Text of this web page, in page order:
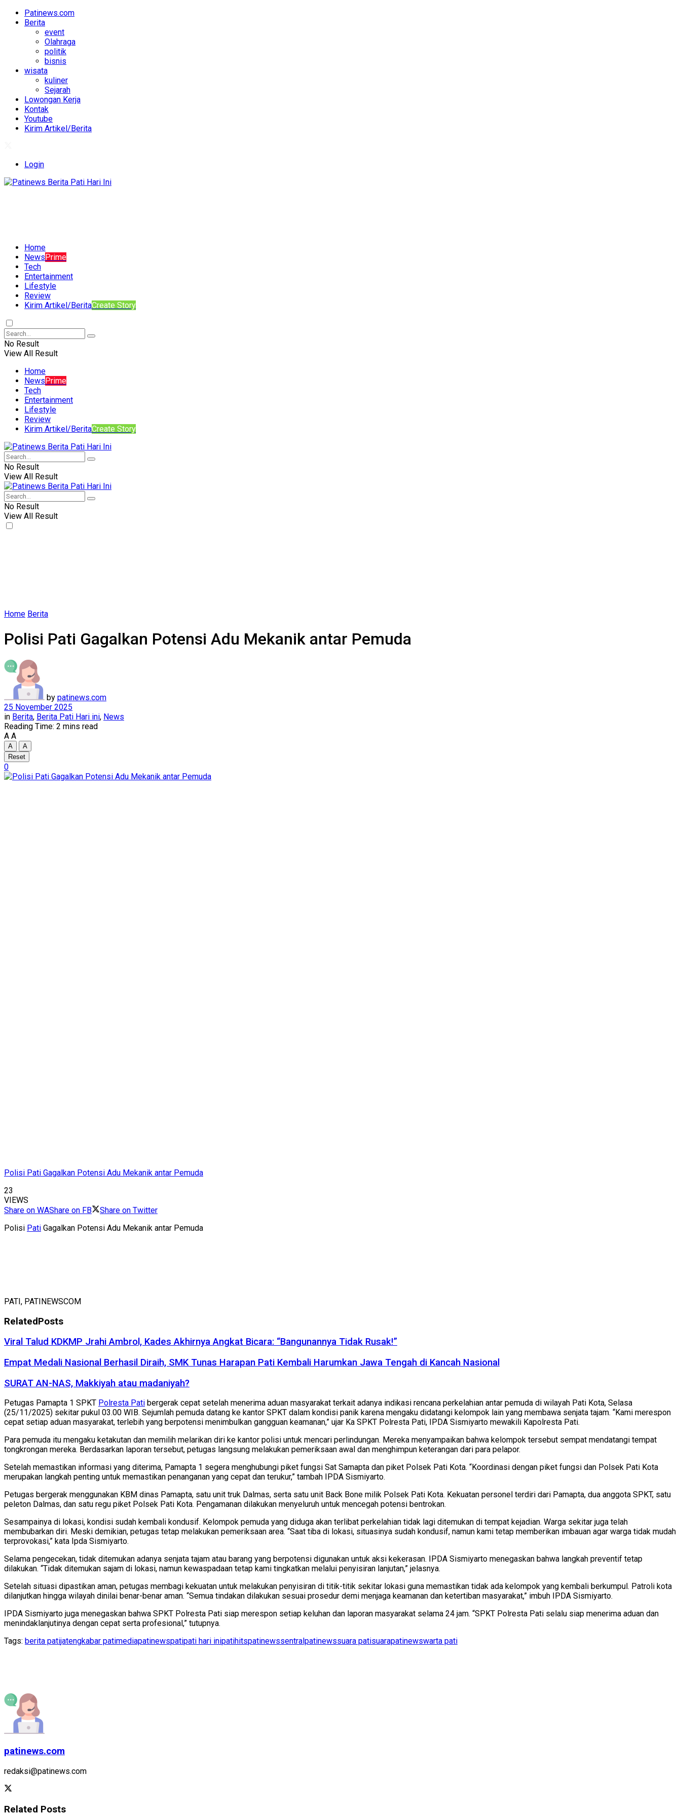
Patinews.com
Berita
event
Olahraga
politik
bisnis
wisata
kuliner
Sejarah
Lowongan Kerja
Kontak
Youtube
Kirim Artikel/Berita
Login
Home
NewsPrime
Tech
Entertainment
Lifestyle
Review
Kirim Artikel/BeritaCreate Story
No Result
View All Result
Home
NewsPrime
Tech
Entertainment
Lifestyle
Review
Kirim Artikel/BeritaCreate Story
No Result
View All Result
No Result
View All Result
Home Berita
Polisi Pati Gagalkan Potensi Adu Mekanik antar Pemuda
by patinews.com
25 November 2025
in Berita, Berita Pati Hari ini, News
Reading Time: 2 mins read
A A
A
A
Reset
0
Polisi Pati Gagalkan Potensi Adu Mekanik antar Pemuda
23
VIEWS
Share on WAShare on FB
Share on Twitter
Polisi Pati Gagalkan Potensi Adu Mekanik antar Pemuda
PATI, PATINEWSCOM
RelatedPosts
Viral Talud KDKMP Jrahi Ambrol, Kades Akhirnya Angkat Bicara: “Bangunannya Tidak Rusak!”
Empat Medali Nasional Berhasil Diraih, SMK Tunas Harapan Pati Kembali Harumkan Jawa Tengah di Kancah Nasional
SURAT AN-NAS, Makkiyah atau madaniyah?
Petugas Pamapta 1 SPKT Polresta Pati bergerak cepat setelah menerima aduan masyarakat terkait adanya indikasi rencana perkelahian antar pemuda di wilayah Pati Kota, Selasa
(25/11/2025) sekitar pukul 03.00 WIB. Sejumlah pemuda datang ke kantor SPKT dalam kondisi panik karena mengaku didatangi kelompok lain yang membawa senjata tajam. “Kami merespon
cepat setiap aduan masyarakat, terlebih yang berpotensi menimbulkan gangguan keamanan,” ujar Ka SPKT Polresta Pati, IPDA Sismiyarto mewakili Kapolresta Pati.
Para pemuda itu mengaku ketakutan dan memilih melarikan diri ke kantor polisi untuk mencari perlindungan. Mereka menyampaikan bahwa kelompok tersebut sempat mendatangi tempat
tongkrongan mereka. Berdasarkan laporan tersebut, petugas langsung melakukan pemeriksaan awal dan menghimpun keterangan dari para pelapor.
Setelah memastikan informasi yang diterima, Pamapta 1 segera menghubungi piket fungsi Sat Samapta dan piket Polsek Pati Kota. “Koordinasi dengan piket fungsi dan Polsek Pati Kota
merupakan langkah penting untuk memastikan penanganan yang cepat dan terukur,” tambah IPDA Sismiyarto.
Petugas bergerak menggunakan KBM dinas Pamapta, satu unit truk Dalmas, serta satu unit Back Bone milik Polsek Pati Kota. Kekuatan personel terdiri dari Pamapta, dua anggota SPKT, satu
peleton Dalmas, dan satu regu piket Polsek Pati Kota. Pengamanan dilakukan menyeluruh untuk mencegah potensi bentrokan.
Sesampainya di lokasi, kondisi sudah kembali kondusif. Kelompok pemuda yang diduga akan terlibat perkelahian tidak lagi ditemukan di tempat kejadian. Warga sekitar juga telah
membubarkan diri. Meski demikian, petugas tetap melakukan pemeriksaan area. “Saat tiba di lokasi, situasinya sudah kondusif, namun kami tetap memberikan imbauan agar warga tidak mudah
terprovokasi,” kata Ipda Sismiyarto.
Selama pengecekan, tidak ditemukan adanya senjata tajam atau barang yang berpotensi digunakan untuk aksi kekerasan. IPDA Sismiyarto menegaskan bahwa langkah preventif tetap
dilakukan. “Tidak ditemukan sajam di lokasi, namun kewaspadaan tetap kami tingkatkan melalui penyisiran lanjutan,” jelasnya.
Setelah situasi dipastikan aman, petugas membagi kekuatan untuk melakukan penyisiran di titik-titik sekitar lokasi guna memastikan tidak ada kelompok yang kembali berkumpul. Patroli kota
dilanjutkan hingga wilayah dinilai benar-benar aman. “Semua tindakan dilakukan sesuai prosedur demi menjaga keamanan dan ketertiban masyarakat,” imbuh IPDA Sismiyarto.
IPDA Sismiyarto juga menegaskan bahwa SPKT Polresta Pati siap merespon setiap keluhan dan laporan masyarakat selama 24 jam. “SPKT Polresta Pati selalu siap menerima aduan dan
menindaklanjutinya dengan cepat serta profesional,” tutupnya.
Tags: berita patijatengkabar patimediapatinewspatipati hari inipatihitspatinewssentralpatinewssuara patisuarapatinewswarta pati
patinews.com
redaksi@patinews.com
Related Posts